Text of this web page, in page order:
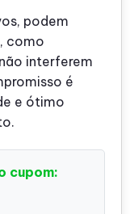
podem
como
interferem
é
e ótimo
cupom: